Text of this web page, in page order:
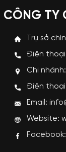
CÔNG TY
Trụ sở
Điện thoại:
Chi nhánh:
Điện thoại:
Email:
Website:
Facebook: